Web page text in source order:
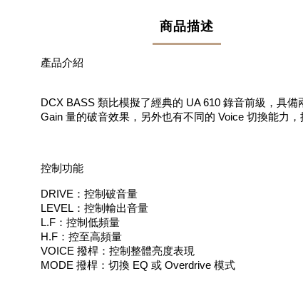
商品描述
產品介紹
DCX BASS 類比模擬了經典的 UA 610 錄音前級，具備
Gain 量的破音效果，另外也有不同的 Voice 切換能力，
控制功能
DRIVE：控制破音量
LEVEL：控制輸出音量
L.F：控制低頻量
H.F：控至高頻量
VOICE 撥桿：控制整體亮度表現
MODE 撥桿：切換 EQ 或 Overdrive 模式